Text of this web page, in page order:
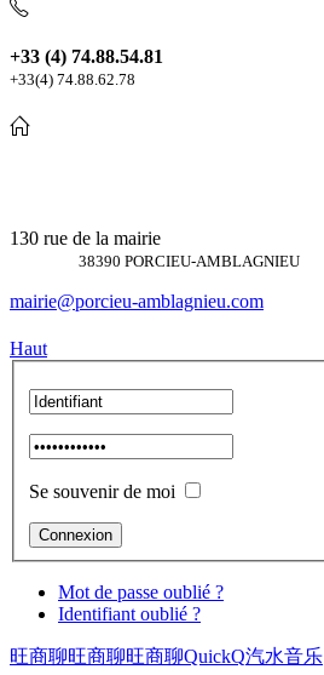
+33 (4) 74.88.54.81
+33(4) 74.88.62.78
130 rue de la mairie
38390 PORCIEU-AMBLAGNIEU
mairie@porcieu-amblagnieu.com
Haut
Se souvenir de moi
Mot de passe oublié ?
Identifiant oublié ?
旺商聊旺商聊旺商聊QuickQ汽水音乐